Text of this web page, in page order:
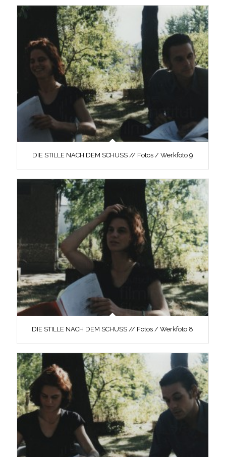
DIE STILLE NACH DEM SCHUSS // Fotos / Werkfoto 9
DIE STILLE NACH DEM SCHUSS // Fotos / Werkfoto 8